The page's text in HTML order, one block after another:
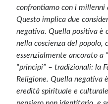
confrontiamo con i
Questo implica due
negativa. Quella positiva è
nella coscienza del popolo,
essenzialmente ancorato a
“principi” – tradizionali: la
Religione. Quella negativa
eredità spirituale e